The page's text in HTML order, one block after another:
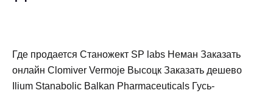
Где продается Станожект SP labs Неман Заказать
онлайн Clomiver Vermoje Высоцк Заказать дешево
Ilium Stanabolic Balkan Pharmaceuticals Гусь-